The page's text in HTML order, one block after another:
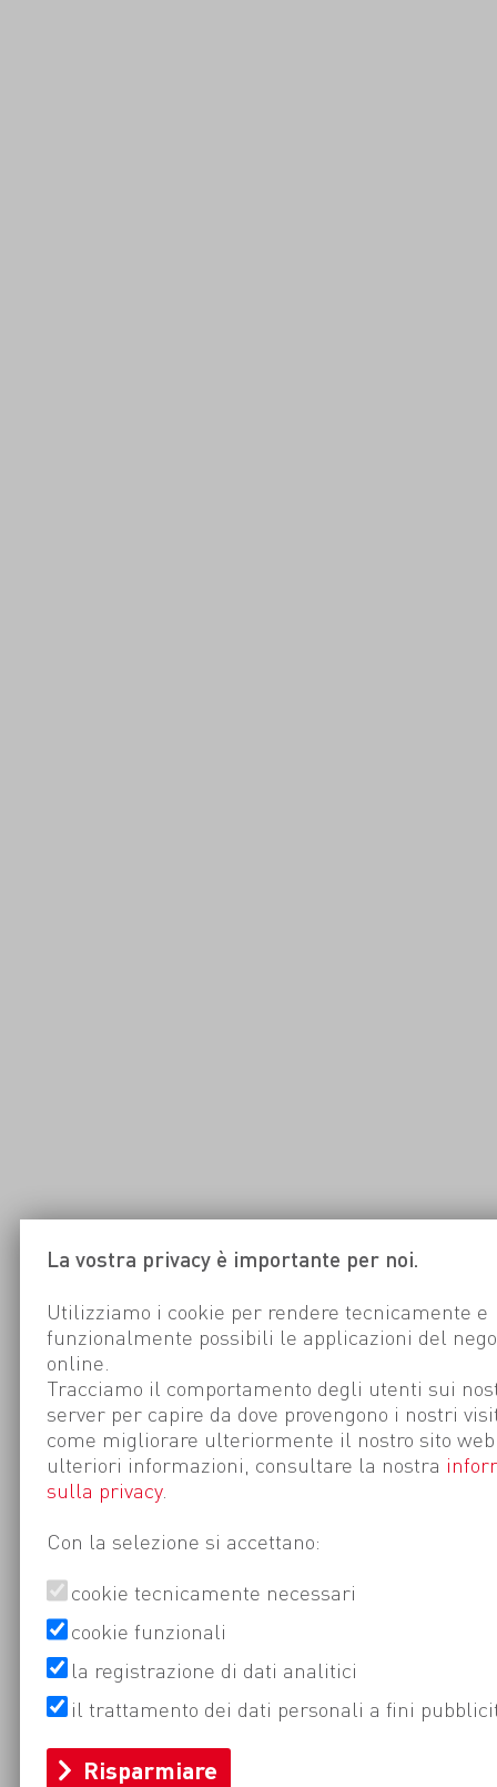
La vostra privacy è importante per noi.
Utilizziamo i cookie per rendere tecnicamente e
funzionalmente possibili le applicazioni del
online.
Tracciamo il comportamento degli utenti sui
server per capire da dove provengono i nostri
come migliorare ulteriormente il nostro sito
ulteriori informazioni, consultare la nostra
sulla privacy.
Con la selezione si accettano:
cookie tecnicamente necessari
cookie funzionali
la registrazione di dati analitici
il trattamento dei dati personali a fini
Risparmiare